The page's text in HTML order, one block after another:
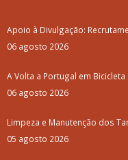
Apoio à Divulgação:
06 agosto 2026
A Volta a Portugal em
06 agosto 2026
Limpeza e Manutenção dos
05 agosto 2026